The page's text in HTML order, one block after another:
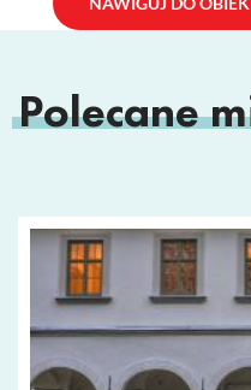
Polecane